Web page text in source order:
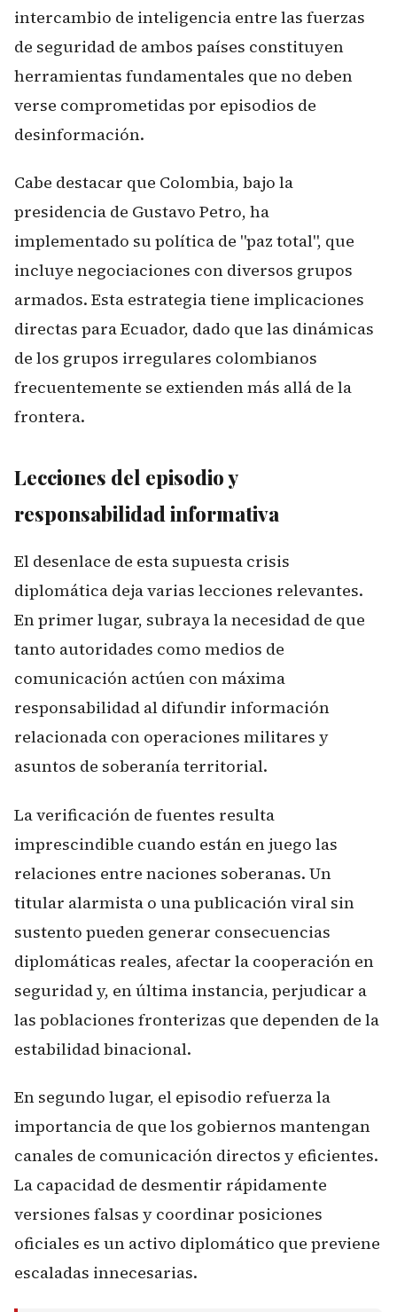
intercambio de inteligencia entre las fuerzas
de seguridad de ambos países constituyen
herramientas fundamentales que no deben
verse comprometidas por episodios de
desinformación.
Cabe destacar que Colombia, bajo la
presidencia de Gustavo Petro, ha
implementado su política de "paz total", que
incluye negociaciones con diversos grupos
armados. Esta estrategia tiene implicaciones
directas para Ecuador, dado que las dinámicas
de los grupos irregulares colombianos
frecuentemente se extienden más allá de la
frontera.
Lecciones del episodio y
responsabilidad informativa
El desenlace de esta supuesta crisis
diplomática deja varias lecciones relevantes.
En primer lugar, subraya la necesidad de que
tanto autoridades como medios de
comunicación actúen con máxima
responsabilidad al difundir información
relacionada con operaciones militares y
asuntos de soberanía territorial.
La verificación de fuentes resulta
imprescindible cuando están en juego las
relaciones entre naciones soberanas. Un
titular alarmista o una publicación viral sin
sustento pueden generar consecuencias
diplomáticas reales, afectar la cooperación en
seguridad y, en última instancia, perjudicar a
las poblaciones fronterizas que dependen de la
estabilidad binacional.
En segundo lugar, el episodio refuerza la
importancia de que los gobiernos mantengan
canales de comunicación directos y eficientes.
La capacidad de desmentir rápidamente
versiones falsas y coordinar posiciones
oficiales es un activo diplomático que previene
escaladas innecesarias.